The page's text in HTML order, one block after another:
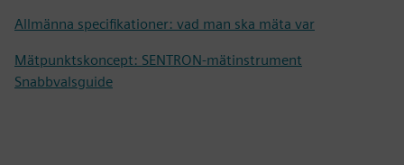
Allmänna specifikationer: vad man ska mäta var
Mätpunktskoncept: SENTRON-mätinstrument
Snabbvalsguide